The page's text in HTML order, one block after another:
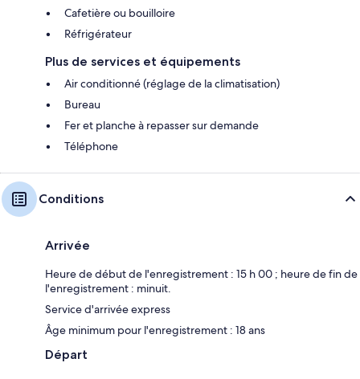
Cafetière ou bouilloire
Réfrigérateur
Plus de services et équipements
Air conditionné (réglage de la climatisation)
Bureau
Fer et planche à repasser sur demande
Téléphone
Conditions
Arrivée
Heure de début de l'enregistrement : 15 h 00 ; heure de fin de
l'enregistrement : minuit.
Service d'arrivée express
Âge minimum pour l'enregistrement : 18 ans
Départ